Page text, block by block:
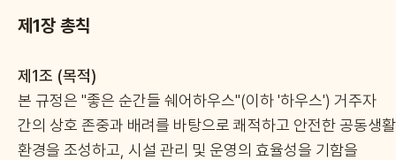
제1장 총칙
제1조 (목적)
본 규정은 "좋은 순간들 쉐어하우스"(이하 '하우스') 거주자
간의 상호 존중과 배려를 바탕으로 쾌적하고 안전한 공동생활
환경을 조성하고, 시설 관리 및 운영의 효율성을 기함을